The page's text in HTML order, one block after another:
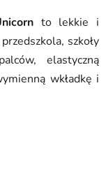
to lekkie i
szkoły
elastyczną
wkładkę i